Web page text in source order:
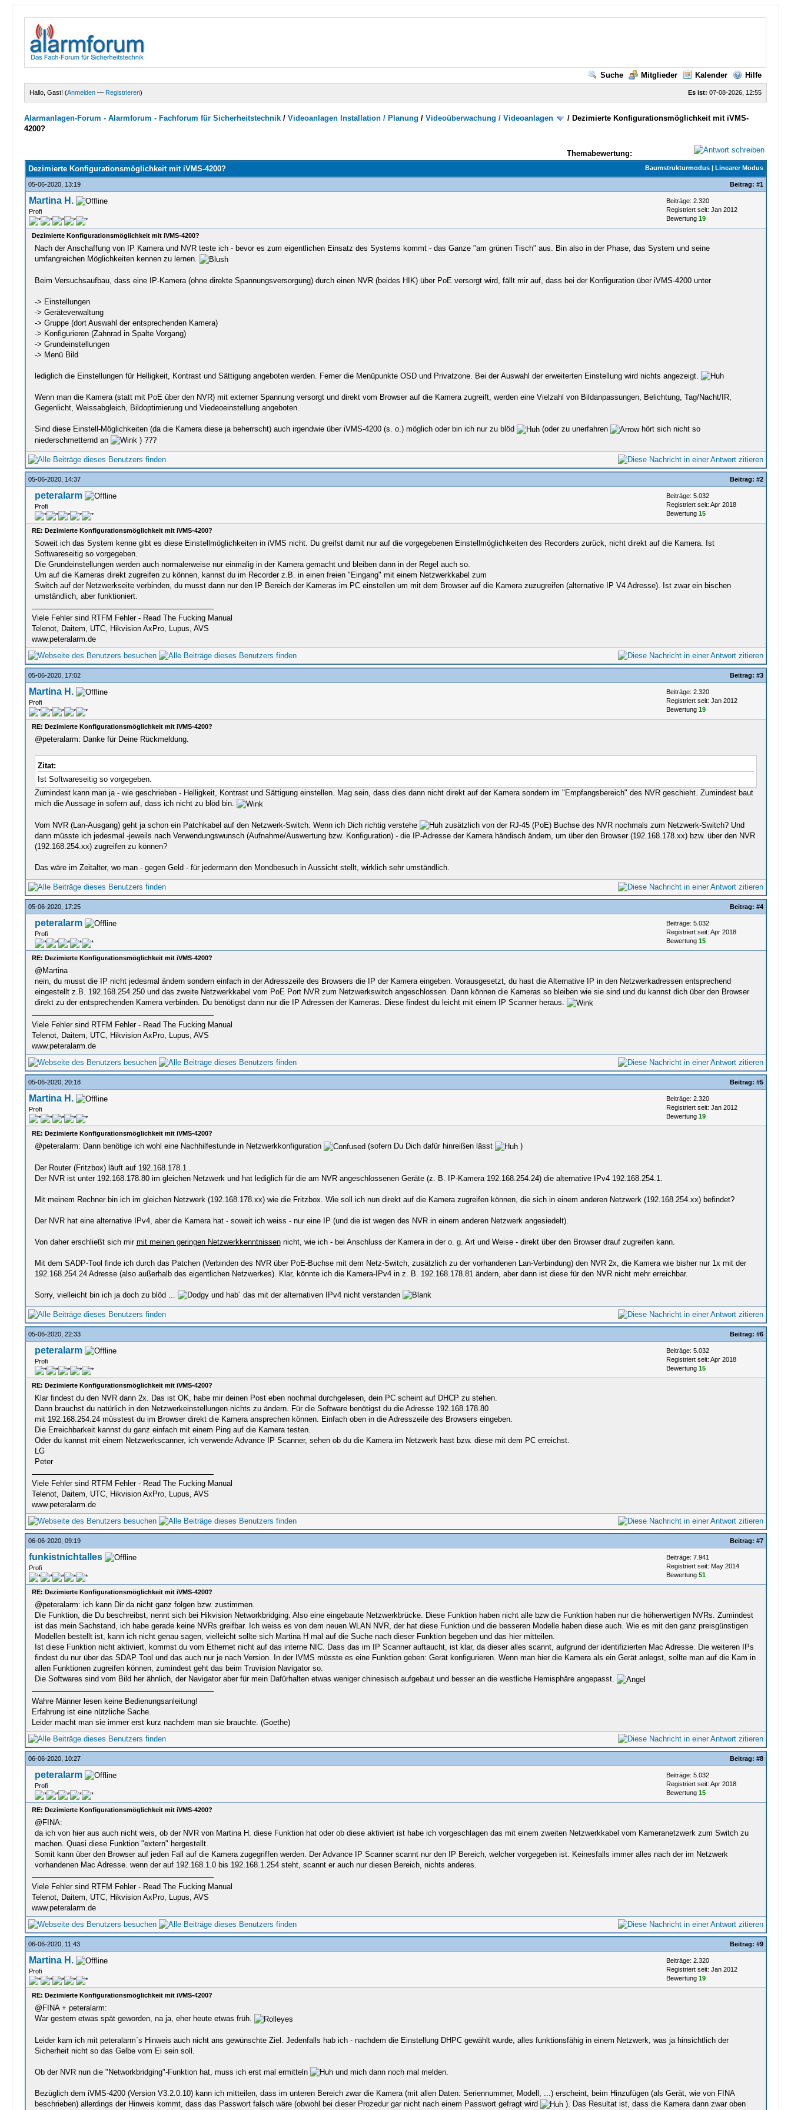
Suche Mitglieder Kalender Hilfe
Es ist: 07-08-2026, 12:55
Hallo, Gast! (Anmelden — Registrieren)
Alarmanlagen-Forum - Alarmforum - Fachforum für Sicherheitstechnik /Videoanlagen Installation / Planung /Videoüberwachung / Videoanlagen / Dezimierte Konfigurationsmöglichkeit mit iVMS-
4200?
Themabewertung:
Baumstrukturmodus| Linearer Modus
Dezimierte Konfigurationsmöglichkeit mit iVMS-4200?
05-06-2020, 13:19 Beitrag: #1
Martina H.
Profi
Beiträge: 2.320
Registriert seit: Jan 2012
Bewertung 19
Dezimierte Konfigurationsmöglichkeit mit iVMS-4200?
Nach der Anschaffung von IP Kamera und NVR teste ich - bevor es zum eigentlichen Einsatz des Systems kommt - das Ganze "am grünen Tisch" aus. Bin also in der Phase, das System und seine
umfangreichen Möglichkeiten kennen zu lernen.
Beim Versuchsaufbau, dass eine IP-Kamera (ohne direkte Spannungsversorgung) durch einen NVR (beides HIK) über PoE versorgt wird, fällt mir auf, dass bei der Konfiguration über iVMS-4200 unter
-> Einstellungen
-> Geräteverwaltung
-> Gruppe (dort Auswahl der entsprechenden Kamera)
-> Konfigurieren (Zahnrad in Spalte Vorgang)
-> Grundeinstellungen
-> Menü Bild
lediglich die Einstellungen für Helligkeit, Kontrast und Sättigung angeboten werden. Ferner die Menüpunkte OSD und Privatzone. Bei der Auswahl der erweiterten Einstellung wird nichts angezeigt.
Wenn man die Kamera (statt mit PoE über den NVR) mit externer Spannung versorgt und direkt vom Browser auf die Kamera zugreift, werden eine Vielzahl von Bildanpassungen, Belichtung, Tag/Nacht/IR,
Gegenlicht, Weissabgleich, Bildoptimierung und Viedeoeinstellung angeboten.
Sind diese Einstell-Möglichkeiten (da die Kamera diese ja beherrscht) auch irgendwie über iVMS-4200 (s. o.) möglich oder bin ich nur zu blöd (oder zu unerfahren
hört sich nicht so
niederschmetternd an
) ???
05-06-2020, 14:37 Beitrag: #2
peteralarm
Profi
Beiträge: 5.032
Registriert seit: Apr 2018
Bewertung 15
RE: Dezimierte Konfigurationsmöglichkeit mit iVMS-4200?
Soweit ich das System kenne gibt es diese Einstellmöglichkeiten in iVMS nicht. Du greifst damit nur auf die vorgegebenen Einstellmöglichkeiten des Recorders zurück, nicht direkt auf die Kamera. Ist
Softwareseitig so vorgegeben.
Die Grundeinstellungen werden auch normalerweise nur einmalig in der Kamera gemacht und bleiben dann in der Regel auch so.
Um auf die Kameras direkt zugreifen zu können, kannst du im Recorder z.B. in einen freien "Eingang" mit einem Netzwerkkabel zum
Switch auf der Netzwerkseite verbinden, du musst dann nur den IP Bereich der Kameras im PC einstellen um mit dem Browser auf die Kamera zuzugreifen (alternative IP V4 Adresse). Ist zwar ein bischen
umständlich, aber funktioniert.
Viele Fehler sind RTFM Fehler - Read The Fucking Manual
Telenot, Daitem, UTC, Hikvision AxPro, Lupus, AVS
www.peteralarm.de
05-06-2020, 17:02 Beitrag: #3
Martina H.
Profi
Beiträge: 2.320
Registriert seit: Jan 2012
Bewertung 19
RE: Dezimierte Konfigurationsmöglichkeit mit iVMS-4200?
@peteralarm: Danke für Deine Rückmeldung.
Zitat:
Ist Softwareseitig so vorgegeben.
Zumindest kann man ja - wie geschrieben - Helligkeit, Kontrast und Sättigung einstellen. Mag sein, dass dies dann nicht direkt auf der Kamera sondern im "Empfangsbereich" des NVR geschieht. Zumindest baut
mich die Aussage in sofern auf, dass ich nicht zu blöd bin.
Vom NVR (Lan-Ausgang) geht ja schon ein Patchkabel auf den Netzwerk-Switch. Wenn ich Dich richtig verstehe
zusätzlich von der RJ-45 (PoE) Buchse des NVR nochmals zum Netzwerk-Switch? Und
dann müsste ich jedesmal -jeweils nach Verwendungswunsch (Aufnahme/Auswertung bzw. Konfiguration) - die IP-Adresse der Kamera händisch ändern, um über den Browser (192.168.178.xx) bzw. über den NVR
(192.168.254.xx) zugreifen zu können?
Das wäre im Zeitalter, wo man - gegen Geld - für jedermann den Mondbesuch in Aussicht stellt, wirklich sehr umständlich.
05-06-2020, 17:25 Beitrag: #4
peteralarm
Profi
Beiträge: 5.032
Registriert seit: Apr 2018
Bewertung 15
RE: Dezimierte Konfigurationsmöglichkeit mit iVMS-4200?
@Martina
nein, du musst die IP nicht jedesmal ändern sondern einfach in der Adresszeile des Browsers die IP der Kamera eingeben. Vorausgesetzt, du hast die Alternative IP in den Netzwerkadressen entsprechend
eingestellt z.B. 192.168.254.250 und das zweite Netzwerkkabel vom PoE Port NVR zum Netzwerkswitch angeschlossen. Dann können die Kameras so bleiben wie sie sind und du kannst dich über den Browser
direkt zu der entsprechenden Kamera verbinden. Du benötigst dann nur die IP Adressen der Kameras. Diese findest du leicht mit einem IP Scanner heraus.
Viele Fehler sind RTFM Fehler - Read The Fucking Manual
Telenot, Daitem, UTC, Hikvision AxPro, Lupus, AVS
www.peteralarm.de
05-06-2020, 20:18 Beitrag: #5
Martina H.
Profi
Beiträge: 2.320
Registriert seit: Jan 2012
Bewertung 19
RE: Dezimierte Konfigurationsmöglichkeit mit iVMS-4200?
@peteralarm: Dann benötige ich wohl eine Nachhilfestunde in Netzwerkkonfiguration (sofern Du Dich dafür hinreißen lässt )
Der Router (Fritzbox) läuft auf 192.168.178.1 .
Der NVR ist unter 192.168.178.80 im gleichen Netzwerk und hat lediglich für die am NVR angeschlossenen Geräte (z. B. IP-Kamera 192.168.254.24) die alternative IPv4 192.168.254.1.
Mit meinem Rechner bin ich im gleichen Netzwerk (192.168.178.xx) wie die Fritzbox. Wie soll ich nun direkt auf die Kamera zugreifen können, die sich in einem anderen Netzwerk (192.168.254.xx) befindet?
Der NVR hat eine alternative IPv4, aber die Kamera hat - soweit ich weiss - nur eine IP (und die ist wegen des NVR in einem anderen Netzwerk angesiedelt).
Von daher erschließt sich mir mit meinen geringen Netzwerkkenntnissennicht, wie ich - bei Anschluss der Kamera in der o. g. Art und Weise - direkt über den Browser drauf zugreifen kann.
Mit dem SADP-Tool finde ich durch das Patchen (Verbinden des NVR über PoE-Buchse mit dem Netz-Switch, zusätzlich zu der vorhandenen Lan-Verbindung) den NVR 2x, die Kamera wie bisher nur 1x mit der
192.168.254.24 Adresse (also außerhalb des eigentlichen Netzwerkes). Klar, könnte ich die Kamera-IPv4 in z. B. 192.168.178.81 ändern, aber dann ist diese für den NVR nicht mehr erreichbar.
Sorry, vielleicht bin ich ja doch zu blöd ... und hab´ das mit der alternativen IPv4 nicht verstanden
05-06-2020, 22:33 Beitrag: #6
peteralarm
Profi
Beiträge: 5.032
Registriert seit: Apr 2018
Bewertung 15
RE: Dezimierte Konfigurationsmöglichkeit mit iVMS-4200?
Klar findest du den NVR dann 2x. Das ist OK, habe mir deinen Post eben nochmal durchgelesen, dein PC scheint auf DHCP zu stehen.
Dann brauchst du natürlich in den Netzwerkeinstellungen nichts zu ändern. Für die Software benötigst du die Adresse 192.168.178.80
mit 192.168.254.24 müsstest du im Browser direkt die Kamera ansprechen können. Einfach oben in die Adresszeile des Browsers eingeben.
Die Erreichbarkeit kannst du ganz einfach mit einem Ping auf die Kamera testen.
Oder du kannst mit einem Netzwerkscanner, ich verwende Advance IP Scanner, sehen ob du die Kamera im Netzwerk hast bzw. diese mit dem PC erreichst.
LG
Peter
Viele Fehler sind RTFM Fehler - Read The Fucking Manual
Telenot, Daitem, UTC, Hikvision AxPro, Lupus, AVS
www.peteralarm.de
06-06-2020, 09:19 Beitrag: #7
funkistnichtalles
Profi
Beiträge: 7.941
Registriert seit: May 2014
Bewertung 51
RE: Dezimierte Konfigurationsmöglichkeit mit iVMS-4200?
@peteralarm: ich kann Dir da nicht ganz folgen bzw. zustimmen.
Die Funktion, die Du beschreibst, nennt sich bei Hikvision Networkbridging. Also eine eingebaute Netzwerkbrücke. Diese Funktion haben nicht alle bzw die Funktion haben nur die höherwertigen NVRs. Zumindest
ist das mein Sachstand, ich habe gerade keine NVRs greifbar. Ich weiss es von dem neuen WLAN NVR, der hat diese Funktion und die besseren Modelle haben diese auch. Wie es mit den ganz preisgünstigen
Modellen bestellt ist, kann ich nicht genau sagen, vielleicht sollte sich Martina H mal auf die Suche nach dieser Funktion begeben und das hier mitteilen.
Ist diese Funktion nicht aktiviert, kommst du vom Ethernet nicht auf das interne NIC. Dass das im IP Scanner auftaucht, ist klar, da dieser alles scannt, aufgrund der identifizierten Mac Adresse. Die weiteren IPs
findest du nur über das SDAP Tool und das auch nur je nach Version. In der IVMS müsste es eine Funktion geben: Gerät konfigurieren. Wenn man hier die Kamera als ein Gerät anlegst, sollte man auf die Kam in
allen Funktionen zugreifen können, zumindest geht das beim Truvision Navigator so.
Die Softwares sind vom Bild her ähnlich, der Navigator aber für mein Dafürhalten etwas weniger chinesisch aufgebaut und besser an die westliche Hemisphäre angepasst.
Wahre Männer lesen keine Bedienungsanleitung!
Erfahrung ist eine nützliche Sache.
Leider macht man sie immer erst kurz nachdem man sie brauchte. (Goethe)
06-06-2020, 10:27 Beitrag: #8
peteralarm
Profi
Beiträge: 5.032
Registriert seit: Apr 2018
Bewertung 15
RE: Dezimierte Konfigurationsmöglichkeit mit iVMS-4200?
@FINA:
da ich von hier aus auch nicht weis, ob der NVR von Martina H. diese Funktion hat oder ob diese aktiviert ist habe ich vorgeschlagen das mit einem zweiten Netzwerkkabel vom Kameranetzwerk zum Switch zu
machen. Quasi diese Funktion "extern" hergestellt.
Somit kann über den Browser auf jeden Fall auf die Kamera zugegriffen werden. Der Advance IP Scanner scannt nur den IP Bereich, welcher vorgegeben ist. Keinesfalls immer alles nach der im Netzwerk
vorhandenen Mac Adresse. wenn der auf 192.168.1.0 bis 192.168.1.254 steht, scannt er auch nur diesen Bereich, nichts anderes.
Viele Fehler sind RTFM Fehler - Read The Fucking Manual
Telenot, Daitem, UTC, Hikvision AxPro, Lupus, AVS
www.peteralarm.de
06-06-2020, 11:43 Beitrag: #9
Martina H.
Profi
Beiträge: 2.320
Registriert seit: Jan 2012
Bewertung 19
RE: Dezimierte Konfigurationsmöglichkeit mit iVMS-4200?
@FINA + peteralarm:
War gestern etwas spät geworden, na ja, eher heute etwas früh.
Leider kam ich mit peteralarm´s Hinweis auch nicht ans gewünschte Ziel. Jedenfalls hab ich - nachdem die Einstellung DHPC gewählt wurde, alles funktionsfähig in einem Netzwerk, was ja hinsichtlich der
Sicherheit nicht so das Gelbe vom Ei sein soll.
Ob der NVR nun die "Networkbridging"-Funktion hat, muss ich erst mal ermitteln und mich dann noch mal melden.
Bezüglich dem iVMS-4200 (Version V3.2.0.10) kann ich mitteilen, dass im unteren Bereich zwar die Kamera (mit allen Daten: Seriennummer, Modell, ...) erscheint, beim Hinzufügen (als Gerät, wie von FINA
beschrieben) allerdings der Hinweis kommt, dass das Passwort falsch wäre (obwohl bei dieser Prozedur gar nicht nach einem Passwort gefragt wird
). Das Resultat ist, dass die Kamera dann zwar oben